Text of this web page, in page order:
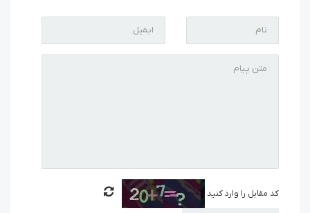
کد مقابل را وارد کنید